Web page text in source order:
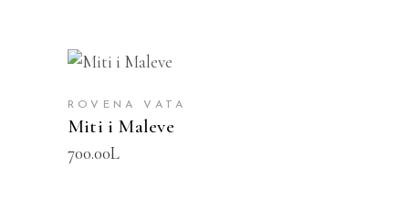
ROVENA VATA
Miti i Maleve
700.00L